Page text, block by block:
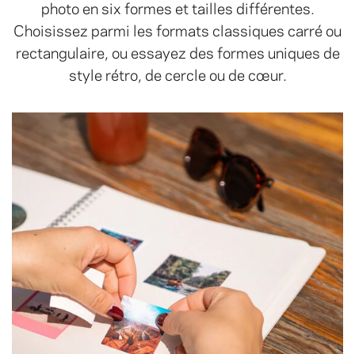
photo en six formes et tailles différentes.
Choisissez parmi les formats classiques carré ou
rectangulaire, ou essayez des formes uniques de
style rétro, de cercle ou de cœur.